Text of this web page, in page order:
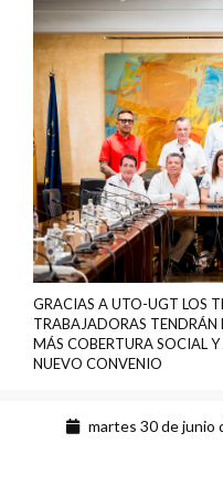
GRACIAS A UTO-UGT LOS
TRABAJADORAS TENDRÁN
MÁS COBERTURA SOCIAL
NUEVO CONVENIO
martes 30 de junio